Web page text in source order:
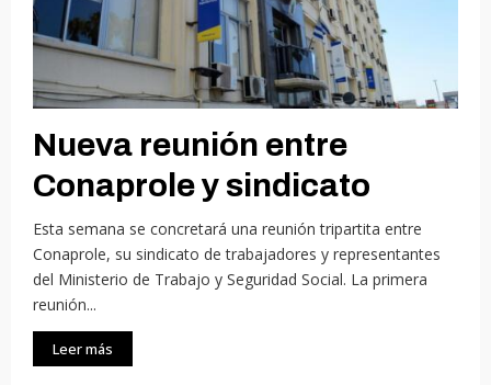
Nueva reunión entre
Conaprole y sindicato
Esta semana se concretará una reunión tripartita entre
Conaprole, su sindicato de trabajadores y representantes
del Ministerio de Trabajo y Seguridad Social. La primera
reunión...
Leer más